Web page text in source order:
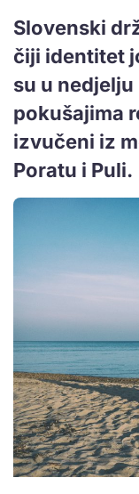
Slovenski
čiji identitet
su u
pokušajima
izvučeni iz
Poratu i Puli.